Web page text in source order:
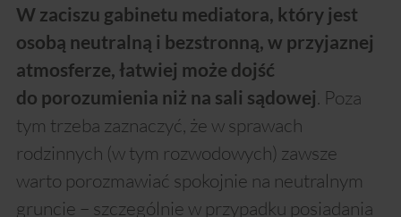
W zaciszu gabinetu mediatora, który jest
osobą neutralną i bezstronną, w przyjaznej
atmosferze, łatwiej może dojść
do porozumienia niż na sali sądowej. Poza
tym trzeba zaznaczyć, że w sprawach
rodzinnych (w tym rozwodowych) zawsze
warto porozmawiać spokojnie na neutralnym
gruncie – szczególnie w przypadku posiadania